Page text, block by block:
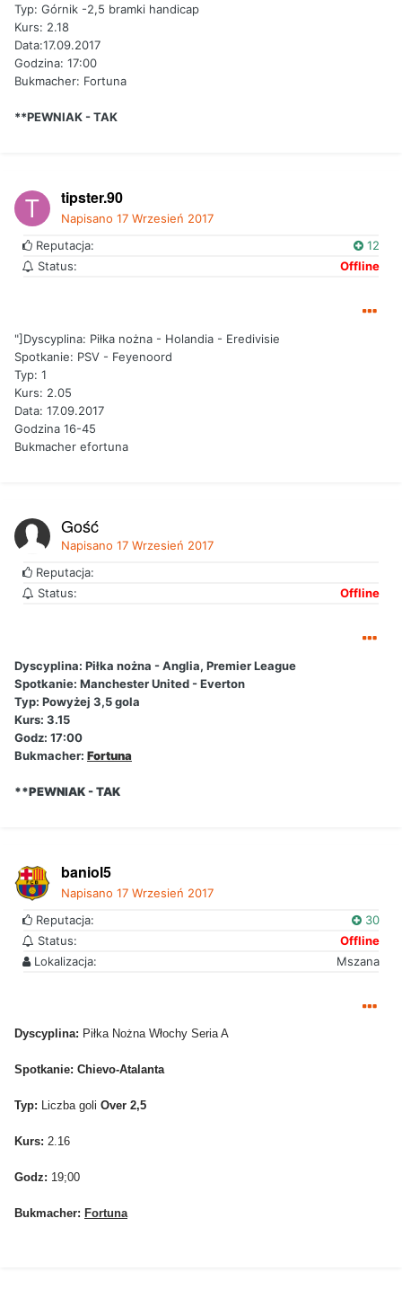
Typ: Górnik -2,5 bramki handicap
Kurs: 2.18
Data:17.09.2017
Godzina: 17:00
Bukmacher: Fortuna
**PEWNIAK - TAK
tipster.90
Napisano 17 Wrzesień 2017
Reputacja:
12
Status:
Offline
"]Dyscyplina: Piłka nożna - Holandia - Eredivisie
Spotkanie: PSV - Feyenoord
Typ: 1
Kurs: 2.05
Data: 17.09.2017
Godzina 16-45
Bukmacher efortuna
Gość
Napisano 17 Wrzesień 2017
Reputacja:
Status:
Offline
Dyscyplina: Piłka nożna - Anglia, Premier League
Spotkanie: Manchester United - Everton
Typ: Powyżej 3,5 gola
Kurs: 3.15
Godz: 17:00
Bukmacher: Fortuna
**PEWNIAK - TAK
baniol5
Napisano 17 Wrzesień 2017
Reputacja:
30
Status:
Offline
Lokalizacja:
Mszana
Dyscyplina: Piłka Nożna Włochy Seria A
Spotkanie: Chievo-Atalanta
Typ: Liczba goli Over 2,5
Kurs: 2.16
Godz: 19;00
Bukmacher: Fortuna